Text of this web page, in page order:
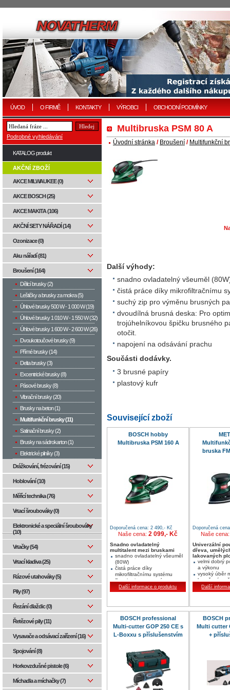
ÚVOD O FIRMĚ KONTAKTY VÝROBCI OBCHODNÍ PODMÍNKY
Multibruska PSM 80 A
Úvodní stránka / Broušení / Multifunkční
Další výhody:
snadno ovladatelný všeuměl
čistá práce díky mikrofiltračnímu
suchý zip pro výměnu brusných
dvoudílná brusná deska: Pro
trojúhelníkovou špičku brusného
otočit.
napojení na odsávání prachu
Součásti dodávky.
3 brusné papíry
plastový kufr
Související zboží
BOSCH hobby
Multibruska PSM 160 A
Doporučená cena: 2 490,- Kč
Naše cena: 2 099,- Kč
Snadno ovladatelný
multitalent mezi bruskami
snadno ovladatelný všeuměl
(80W)
čistá práce díky
mikrofiltračnímu systému
Bosch - integrované
odsávání
suchý zip pro výměnu
Další informace o produktu
bruska
Doporučená
Naše
Univerzální
dřeva,
lakovaných
velmi dobrý
a výkonu
vysoký úběr
broušení
nejzazších
Další
BOSCH professional
Multi-cutter GOP 250 CE s
L-Boxxu s příslušenstvím
BOSCH
Multi cutter
+
Podrobné vyhledávání
KATALOG produkt
AKČNÍ ZBOŽÍ
AKCE MILWAUKEE (0)
AKCE BOSCH (25)
AKCE MAKITA (106)
AKČNÍ SETY NÁŘADÍ (14)
Ozonizace (0)
Aku nářadí (81)
Broušení (164)
Dělicí brusky (2)
Leštičky a brusky za mokra (5)
Úhlové brusky 500 W­ - 1 000 W (19)
Úhlové brusky 1 010 W - 1 550 W (32)
Úhlové brusky 1 600 W - 2 600 W (26)
Dvoukotoučové brusky (9)
Přímé brusky (14)
Delta brusky (3)
Excentrické brusky (8)
Pásové brusky (8)
Vibrační brusky (20)
Brusky na beton (1)
Multifunkční brusky (11)
Satinační brusky (2)
Brusky na sádrokarton (1)
Elektrické pilníky (3)
Drážkování, frézování (15)
Hoblování (10)
Měřící technika (76)
Vrtací šroubováky (0)
Elektronické a speciální šroubováky
(10)
Vrtačky (54)
Vrtací kladiva (25)
Rázové utahováky (5)
Pily (97)
Řezání dlaždic (0)
Řetězové pily (11)
Vysavače a odsávací zařízení (16)
Spojování (8)
Horkovzdušné pistole (6)
Míchadla a míchačky (7)